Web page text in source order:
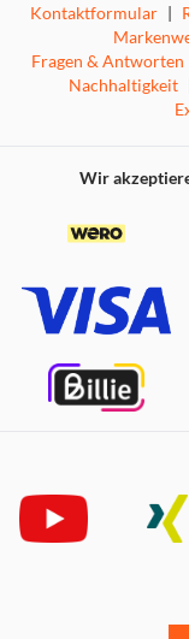
Kontaktformular |
Fragen & Antworten
Nachhaltigkeit
Wir